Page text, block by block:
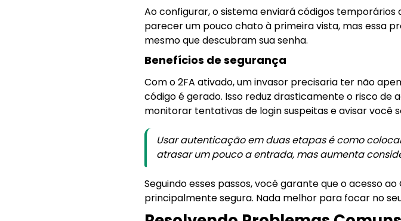
Ao configurar, o sistema enviará códigos
parecer um pouco chato à primeira vista, mas essa
mesmo que descubram sua senha.
Benefícios de segurança
Com o 2FA ativado, um invasor precisaria ter não
código é gerado. Isso reduz drasticamente o risco de
monitorar tentativas de login suspeitas e avisar você
Usar autenticação em duas etapas é como
atrasar um pouco a entrada, mas aumenta
Seguindo esses passos, você garante que o acesso
principalmente segura. Nada melhor para focar no